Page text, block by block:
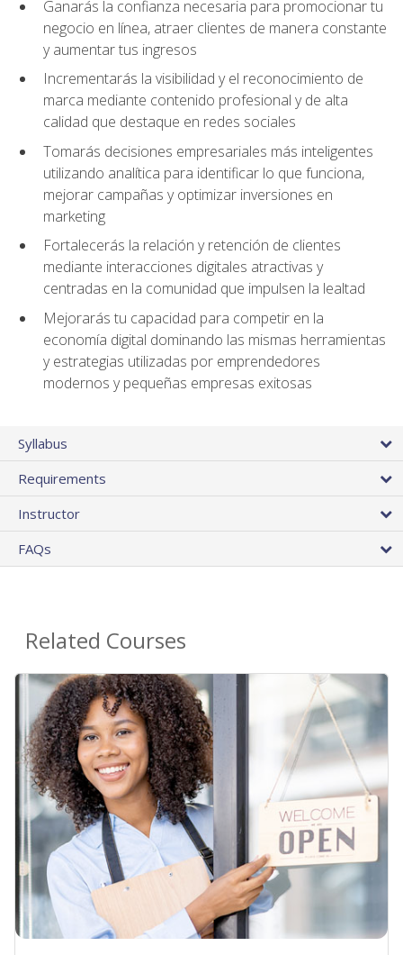
Ganarás la confianza necesaria para promocionar tu
negocio en línea, atraer clientes de manera constante
y aumentar tus ingresos
Incrementarás la visibilidad y el reconocimiento de
marca mediante contenido profesional y de alta
calidad que destaque en redes sociales
Tomarás decisiones empresariales más inteligentes
utilizando analítica para identificar lo que funciona,
mejorar campañas y optimizar inversiones en
marketing
Fortalecerás la relación y retención de clientes
mediante interacciones digitales atractivas y
centradas en la comunidad que impulsen la lealtad
Mejorarás tu capacidad para competir en la
economía digital dominando las mismas herramientas
y estrategias utilizadas por emprendedores
modernos y pequeñas empresas exitosas
Syllabus
Requirements
Instructor
FAQs
Related Courses